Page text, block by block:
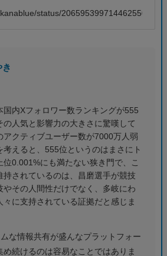
status/2065953997144625500
国内Xフォロワー数ランキングが555
の人気と影響力の大きさに驚嘆して
アクティブユーザー数が7000万人弱
考えると、555位というのはまさにト
位0.001%にも満たない狭き門で、こ
持されているのは、昌磨選手が競技
やその人間性だけでなく、多岐にわ
々に支持されている証拠だと感じま
な情報共有が盛んなプラットフォー
め続けるのは容易なことではありま